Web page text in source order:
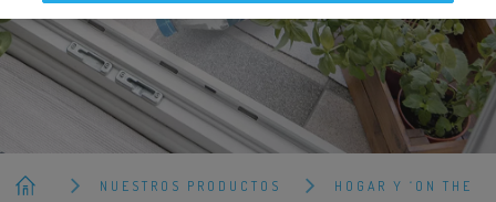
NUESTROS PRODUCTOS
HOGAR Y ‘ON THE